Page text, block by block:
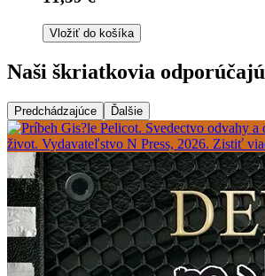
Vložiť do košíka
Naši škriatkovia odporúčajú
Predchádzajúce Ďalšie